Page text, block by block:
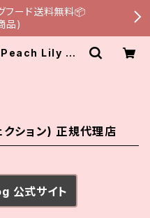
ード送料無料📦
品)
Peach Lily Do
ション) 正規代理店
公式サイト